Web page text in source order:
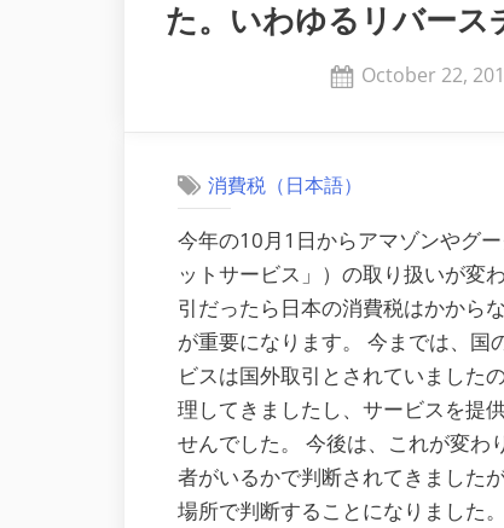
た。いわゆるリバース
Posted
October 22,
消費税（日本語）
今年の10月1日からアマゾンやグ
ットサービス」）の取り扱いが変
引だったら日本の消費税はかから
が重要になります。 今までは、国
ビスは国外取引とされていました
理してきましたし、サービスを提
せんでした。 今後は、これが変わ
者がいるかで判断されてきました
場所で判断することになりました